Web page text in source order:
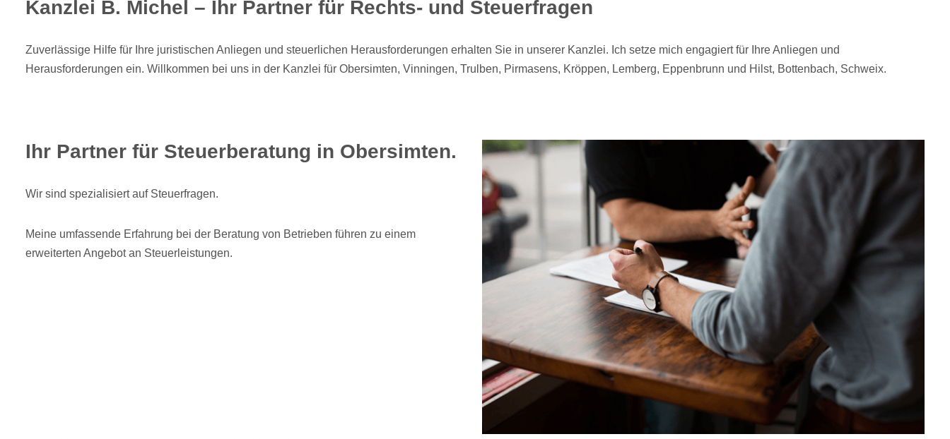
Kanzlei B. Michel – Ihr Partner für Rechts- und Steuerfragen
Zuverlässige Hilfe für Ihre juristischen Anliegen und steuerlichen Herausforderungen erhalten Sie in unserer Kanzlei. Ich setze mich engagiert für Ihre Anliegen und
Herausforderungen ein. Willkommen bei uns in der Kanzlei für Obersimten, Vinningen, Trulben, Pirmasens, Kröppen, Lemberg, Eppenbrunn und Hilst, Bottenbach, Schweix.
Ihr Partner für Steuerberatung in Obersimten.
Wir sind spezialisiert auf Steuerfragen.
Meine umfassende Erfahrung bei der Beratung von Betrieben führen zu einem
erweiterten Angebot an Steuerleistungen.